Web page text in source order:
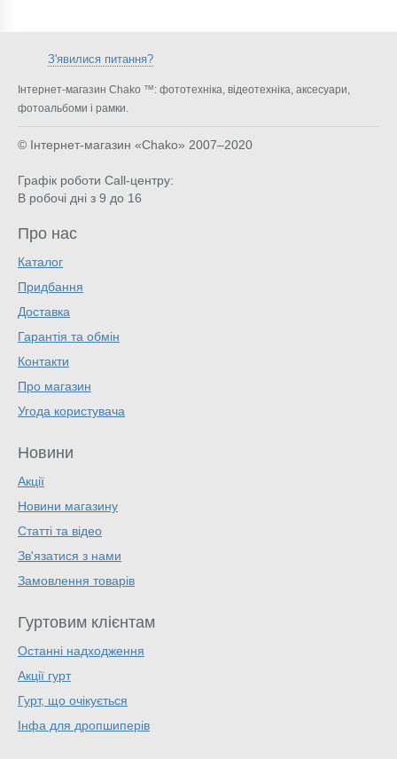
З'явилися питання?
Інтернет-магазин Chako ™: фототехніка, відеотехніка, аксесуари,
фотоальбоми і рамки.
© Інтернет-магазин «Chako» 2007–2020
Графік роботи Call-центру:
В робочі дні з 9 до 16
Про нас
Каталог
Придбання
Доставка
Гарантія та обмін
Контакти
Про магазин
Угода користувача
Новини
Акції
Новини магазину
Статті та відео
Зв'язатися з нами
Замовлення товарів
Гуртовим клієнтам
Останні надходження
Акції гурт
Гурт, що очікується
Інфа для дропшиперів